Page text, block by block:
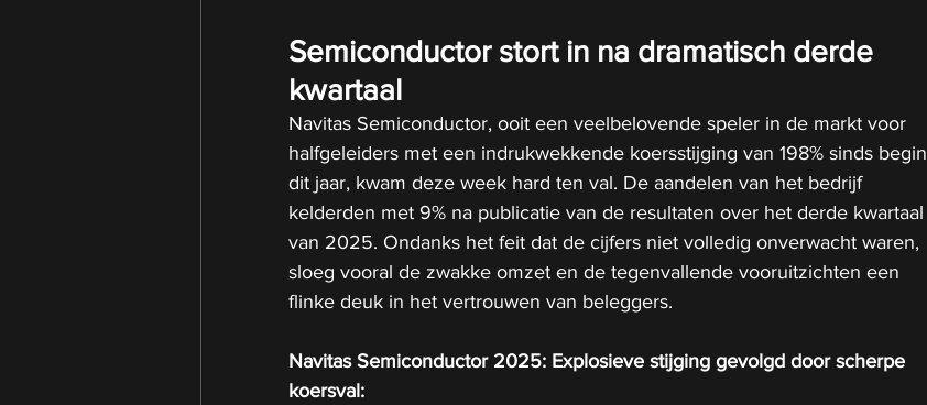
Semiconductor stort in na dramatisch derde
kwartaal
Navitas Semiconductor, ooit een veelbelovende speler in de markt voor
halfgeleiders met een indrukwekkende koersstijging van 198% sinds begin
dit jaar, kwam deze week hard ten val. De aandelen van het bedrijf
kelderden met 9% na publicatie van de resultaten over het derde kwartaal
van 2025. Ondanks het feit dat de cijfers niet volledig onverwacht waren,
sloeg vooral de zwakke omzet en de tegenvallende vooruitzichten een
flinke deuk in het vertrouwen van beleggers.
Navitas Semiconductor 2025: Explosieve stijging gevolgd door scherpe
koersval: